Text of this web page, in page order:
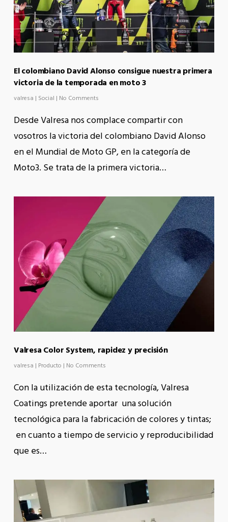
El colombiano David Alonso consigue nuestra primera
victoria de la temporada en moto 3
valresa | Social | No Comments
Desde Valresa nos complace compartir con
vosotros la victoria del colombiano David Alonso
en el Mundial de Moto GP, en la categoría de
Moto3. Se trata de la primera victoria…
Valresa Color System, rapidez y precisión
valresa | Producto | No Comments
Con la utilización de esta tecnología, Valresa
Coatings pretende aportar una solución
tecnológica para la fabricación de colores y tintas;
en cuanto a tiempo de servicio y reproducibilidad
que es…